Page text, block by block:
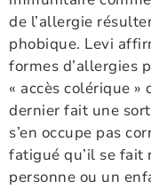
de l’allergie
phobique. Levi
formes d’allergies
« accès colérique
dernier fait une
s’en occupe pas
fatigué qu’il se fait
personne ou un